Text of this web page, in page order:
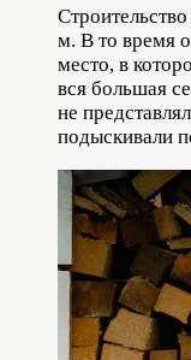
м. В то время
место, в
вся большая
не
подыскивали